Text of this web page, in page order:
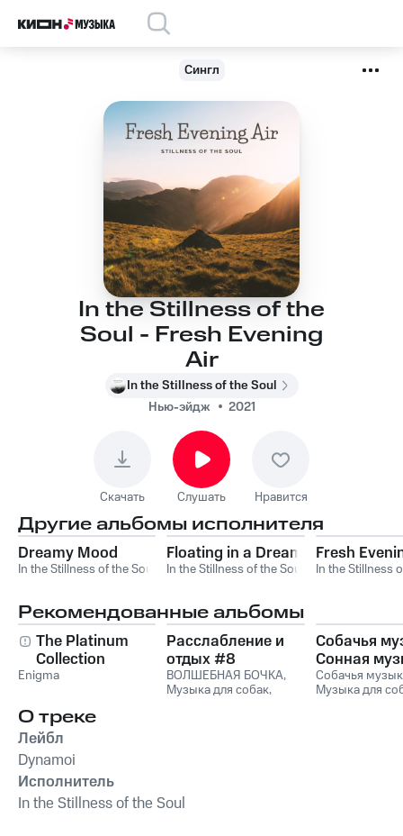
Сингл
In the Stillness of the
Soul - Fresh Evening
Air
In the Stillness of the Soul
Нью-эйдж
2021
Скачать Слушать Нравится
Другие альбомы исполнителя
Dreamy Mood
In the Stillness of the Soul
Floating in a Dream
In the Stillness of the Soul
Fresh
In the Stillness
Рекомендованные альбомы
The Platinum
Collection
Enigma
Расслабление и
отдых #8
ВОЛШЕБНАЯ БОЧКА,
Музыка для собак,
Собачья
Сонная
для собак и
музыка для
Собачья
Музыка для
О треке
Лейбл
Dynamoi
Исполнитель
In the Stillness of the Soul